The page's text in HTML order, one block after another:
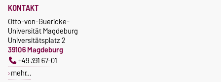
KONTAKT
Otto-von-Guericke-
Universität Magdeburg
Universitätsplatz 2
39106 Magdeburg
+49 391 67-01
mehr…